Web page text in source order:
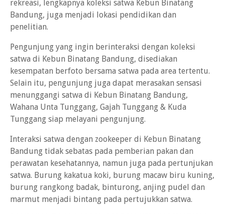
rekreasi, lengkapnya koleksi satwa Kebun Binatang
Bandung, juga menjadi lokasi pendidikan dan
penelitian.
Pengunjung yang ingin berinteraksi dengan koleksi
satwa di Kebun Binatang Bandung, disediakan
kesempatan berfoto bersama satwa pada area tertentu.
Selain itu, pengunjung juga dapat merasakan sensasi
menunggangi satwa di Kebun Binatang Bandung,
Wahana Unta Tunggang, Gajah Tunggang & Kuda
Tunggang siap melayani pengunjung.
Interaksi satwa dengan zookeeper di Kebun Binatang
Bandung tidak sebatas pada pemberian pakan dan
perawatan kesehatannya, namun juga pada pertunjukan
satwa. Burung kakatua koki, burung macaw biru kuning,
burung rangkong badak, binturong, anjing pudel dan
marmut menjadi bintang pada pertujukkan satwa.